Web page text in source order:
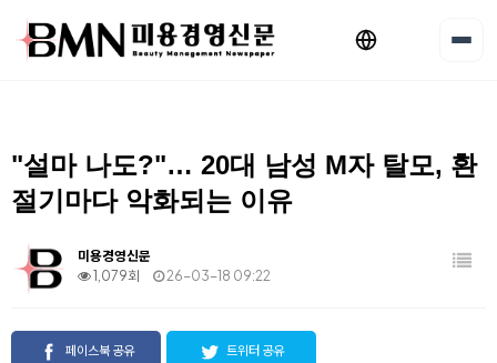
"설마 나도?"… 20대 남성 M자 탈모, 환
절기마다 악화되는 이유
미용경영신문
1,079회
26-03-18 09:22
페이스북 공유 트위터 공유